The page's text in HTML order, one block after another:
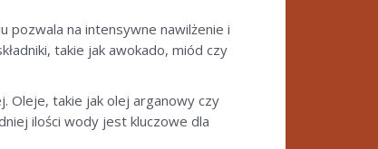
pozwala na intensywne nawilżenie i
takie jak awokado, miód czy
Oleje, takie jak olej arganowy czy
ilości wody jest kluczowe dla